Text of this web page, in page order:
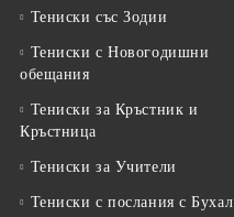
Тениски със Зодии
Тениски с Новогодишни
обещания
Тениски за Кръстник и
Кръстница
Тениски за Учители
Тениски с послания с Бухал